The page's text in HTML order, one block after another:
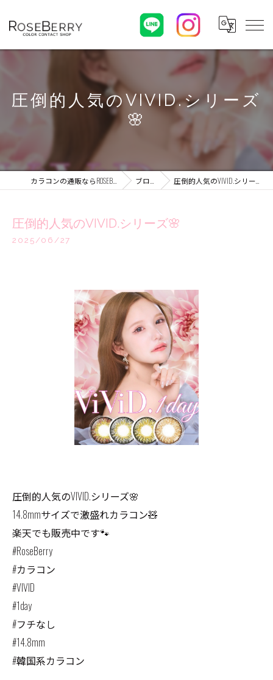
圧倒的人気のVIVID.シリーズ
🌸
カラコンの通販ならROSEBERRY ブログ 圧倒的人気のVIVID.シリーズ🌸
圧倒的人気のVIVID.シリーズ🌸
2025/06/27
圧倒的人気のVIVID.シリーズ🌸
14.8mmサイズで激盛れカラコン🧸
楽天でも販売中です🐾
#RoseBerry
#カラコン
#VIVID
#1day
#フチなし
#14.8mm
#韓国系カラコン